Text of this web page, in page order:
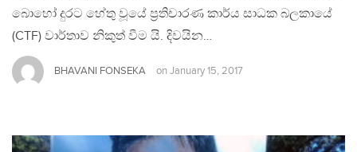
බොහෝ දුරට හේතු වූයේ ප‍්‍රතිචාරණ කාර්ය සාධක බලකායේ
(CTF) වාර්තාව නිකුත් වීම යි. දිවයින…
BHAVANI FONSEKA on January 15, 2017